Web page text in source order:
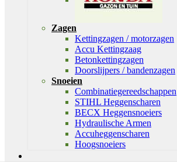
Zagen
Kettingzagen / motorzagen
Accu Kettingzaag
Betonkettingzagen
Doorslijpers / bandenzagen
Snoeien
Combinatiegereedschappen
STIHL Heggenscharen
BECX Heggensnoeiers
Hydraulische Armen
Accuheggenscharen
Hoogsnoeiers